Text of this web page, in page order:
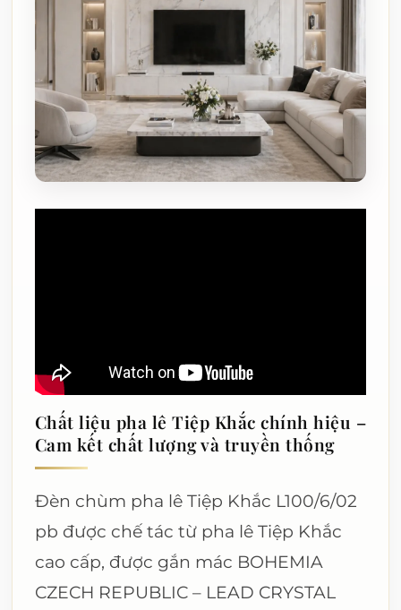
Chất liệu pha lê Tiệp Khắc chính hiệu –
Cam kết chất lượng và truyền thống
Đèn chùm pha lê Tiệp Khắc L100/6/02
pb được chế tác từ pha lê Tiệp Khắc
cao cấp, được gắn mác BOHEMIA
CZECH REPUBLIC – LEAD CRYSTAL